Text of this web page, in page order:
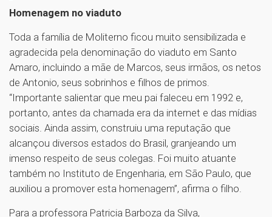
Homenagem no viaduto
Toda a família de Moliterno ficou muito sensibilizada e
agradecida pela denominação do viaduto em Santo
Amaro, incluindo a mãe de Marcos, seus irmãos, os netos
de Antonio, seus sobrinhos e filhos de primos.
“Importante salientar que meu pai faleceu em 1992 e,
portanto, antes da chamada era da internet e das mídias
sociais. Ainda assim, construiu uma reputação que
alcançou diversos estados do Brasil, granjeando um
imenso respeito de seus colegas. Foi muito atuante
também no Instituto de Engenharia, em São Paulo, que
auxiliou a promover esta homenagem”, afirma o filho.
Para a professora Patricia Barboza da Silva,